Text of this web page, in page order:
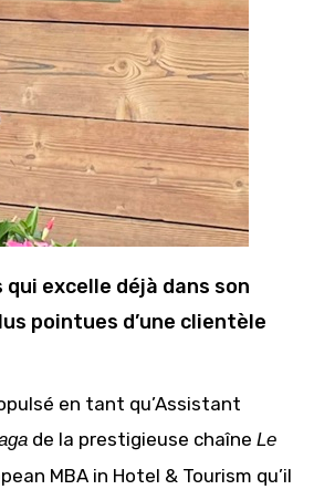
excelle déjà dans son
pointues d’une clientèle
en tant qu’Assistant
de la prestigieuse chaîne Le
MBA in Hotel & Tourism qu’il